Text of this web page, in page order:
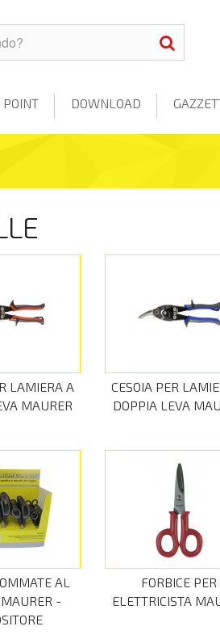
POINT DOWNLOAD
LAMIERA A
MAURER
CESOIA PER
DOPPIA LEVA
AL
-
FORBICE PER
ELETTRICISTA